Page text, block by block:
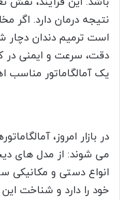
نتیجه درمان دارد. اگر
است ترمیم دندان دچار
دقت، سرعت و ایمنی در
یک آمالگاماتور مناسب
در بازار امروز،
می شوند: از مدل های
انواع دستی و مکانیکی
خود را دارد و شناخت